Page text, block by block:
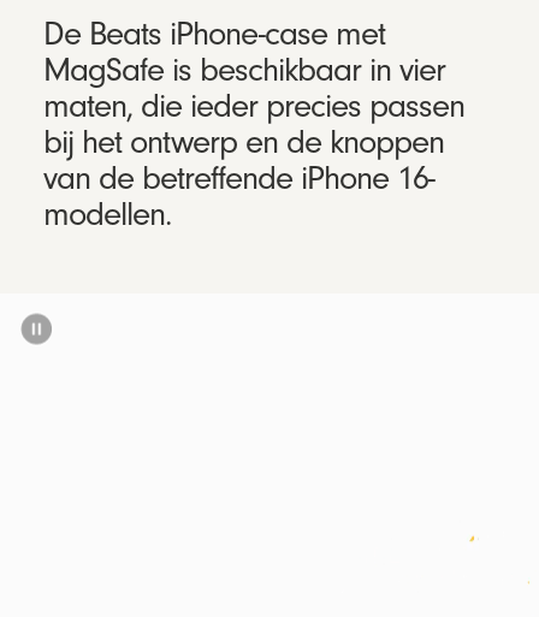
De Beats iPhone-case met
MagSafe is beschikbaar in vier
maten, die ieder precies passen
bij het ontwerp en de knoppen
van de betreffende iPhone 16-
modellen.